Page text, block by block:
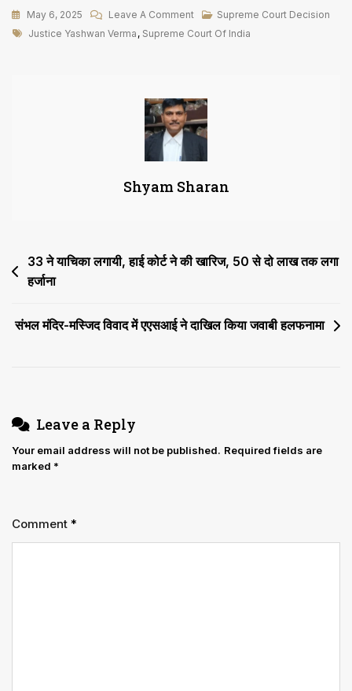
May 6, 2025 Leave A CommentOn
जांच
जस्टिस
को
जस्टिस
यशवंत
रिपोर्ट
Supreme Court Decision
Tags
Justice Yashwan Verma , Supreme Court Of India
Shyam Sharan
Post
navigation
33 ने याचिका लगायी, हाई कोर्ट ने की खारिज, 50 से दो लाख तक लगा
हर्जाना
संभल मंदिर-मस्जिद विवाद में एएसआई ने दाखिल किया जवाबी हलफनामा
Leave a Reply
Your email address will not be published. Required fields are
marked *
Comment *